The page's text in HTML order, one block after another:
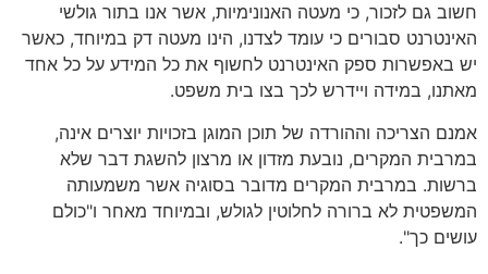
חשוב גם לזכור, כי מעטה האנונימיות, אשר אנו בתור גולשי
האינטרנט סבורים כי עומד לצדנו, הינו מעטה דק במיוחד, כאשר
יש באפשרות ספק האינטרנט לחשוף את כל המידע על כל אחד
מאתנו, במידה ויידרש לכך בצו בית משפט.
אמנם הצריכה וההורדה של תוכן המוגן בזכויות יוצרים אינה,
במרבית המקרים, נובעת מזדון או מרצון להשגת דבר שלא
ברשות. במרבית המקרים מדובר בסוגיה אשר משמעותה
המשפטית לא ברורה לחלוטין לגולש, ובמיוחד מאחר ו"כולם
עושים כך".